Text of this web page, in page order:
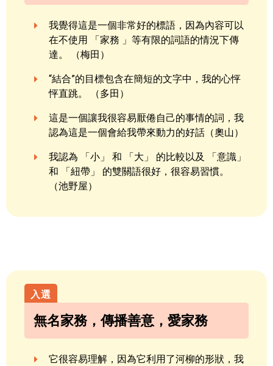
我覺得這是一個非常好的標語，因為內容可以
在不使用 「家務 」等有限的詞語的情況下傳
達。 （梅田）
“結合”的目標包含在簡短的文字中，我的心怦
怦直跳。 （多田）
這是一個讓我很容易厭倦自己的事情的詞，我
認為這是一個會給我帶來動力的好話（奧山）
我認為 「小」 和 「大」 的比較以及 「意識」
和 「紐帶」 的雙關語很好，很容易習慣。
（池野屋）
無名家務，傳播善意，愛家務
它很容易理解，因為它利用了河柳的形狀，我